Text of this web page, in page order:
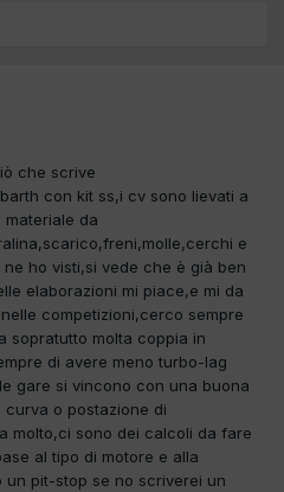
che scrive
con kit ss,i cv sono lievati a
da
e
ho visti,si vede che è già ben
elaborazioni mi piace,e mi da
competizioni,cerco sempre
sopratutto molta coppia in
di avere meno turbo-lag
gare si vincono con una buona
o postazione di
molto,ci sono dei calcoli da fare
al tipo di motore e alla
pit-stop se no scriverei un